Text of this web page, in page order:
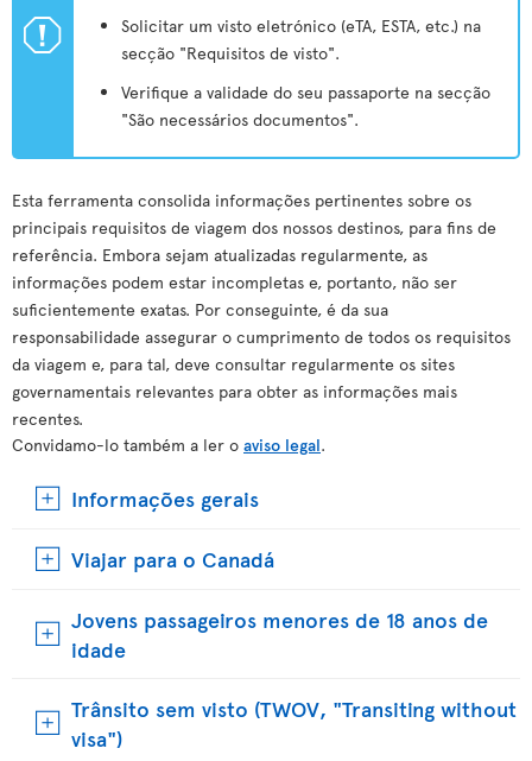
ü
Solicitar um visto eletrónico (eTA, ESTA, etc.) na
secção "Requisitos de visto".
Verifique a validade do seu passaporte na secção
"São necessários documentos".
Esta ferramenta consolida informações pertinentes sobre os
principais requisitos de viagem dos nossos destinos, para fins de
referência. Embora sejam atualizadas regularmente, as
informações podem estar incompletas e, portanto, não ser
suficientemente exatas. Por conseguinte, é da sua
responsabilidade assegurar o cumprimento de todos os requisitos
da viagem e, para tal, deve consultar regularmente os sites
governamentais relevantes para obter as informações mais
recentes.
Convidamo-lo também a ler o aviso legal.
Informações gerais
Viajar para o Canadá
Jovens passageiros menores de 18 anos de
idade
Trânsito sem visto (TWOV, "Transiting without
visa")